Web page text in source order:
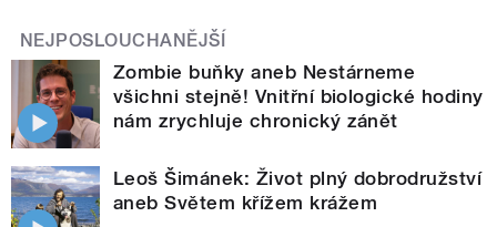
NEJPOSLOUCHANĚJŠÍ
Zombie buňky aneb Nestárneme
všichni stejně! Vnitřní biologické hodiny
nám zrychluje chronický zánět
Leoš Šimánek: Život plný dobrodružství
aneb Světem křížem krážem